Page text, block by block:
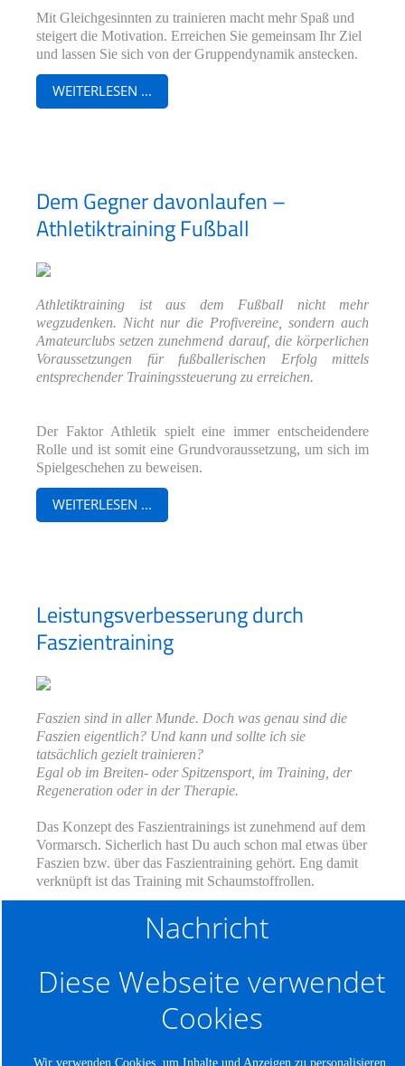
Nachricht
Diese Webseite verwendet
Cookies
Wir verwenden Cookies, um Inhalte und Anzeigen zu personalisieren,
Mit Gleichgesinnten zu trainieren macht mehr Spaß und
steigert die Motivation. Erreichen Sie gemeinsam Ihr Ziel
und lassen Sie sich von der Gruppendynamik anstecken.
WEITERLESEN ...
Dem Gegner davonlaufen –
Athletiktraining Fußball
Athletiktraining ist aus dem Fußball nicht mehr
wegzudenken. Nicht nur die Profivereine, sondern auch
Amateurclubs setzen zunehmend darauf, die körperlichen
Voraussetzungen für fußballerischen Erfolg mittels
entsprechender Trainingssteuerung zu erreichen.
Der Faktor Athletik spielt eine immer entscheidendere
Rolle und ist somit eine Grundvoraussetzung, um sich im
Spielgeschehen zu beweisen.
WEITERLESEN ...
Leistungsverbesserung durch
Faszientraining
Faszien sind in aller Munde. Doch was genau sind die
Faszien eigentlich? Und kann und sollte ich sie
tatsächlich gezielt trainieren?
Egal ob im Breiten- oder Spitzensport, im Training, der
Regeneration oder in der Therapie.
Das Konzept des Faszientrainings ist zunehmend auf dem
Vormarsch. Sicherlich hast Du auch schon mal etwas über
Faszien bzw. über das Faszientraining gehört. Eng damit
verknüpft ist das Training mit Schaumstoffrollen.
WEITERLESEN ...